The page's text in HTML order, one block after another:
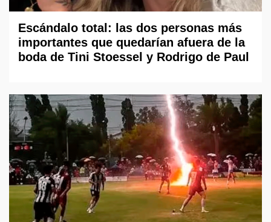
Escándalo total: las dos personas más
importantes que quedarían afuera de la
boda de Tini Stoessel y Rodrigo de Paul